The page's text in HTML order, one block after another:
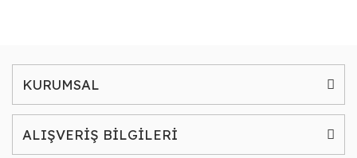
KURUMSAL
ALIŞVERİŞ BİLGİLERİ